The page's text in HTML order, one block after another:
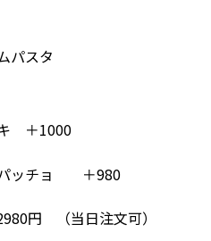
パスタ
＋1000
パッチョ ＋980
円 （当日注文可）